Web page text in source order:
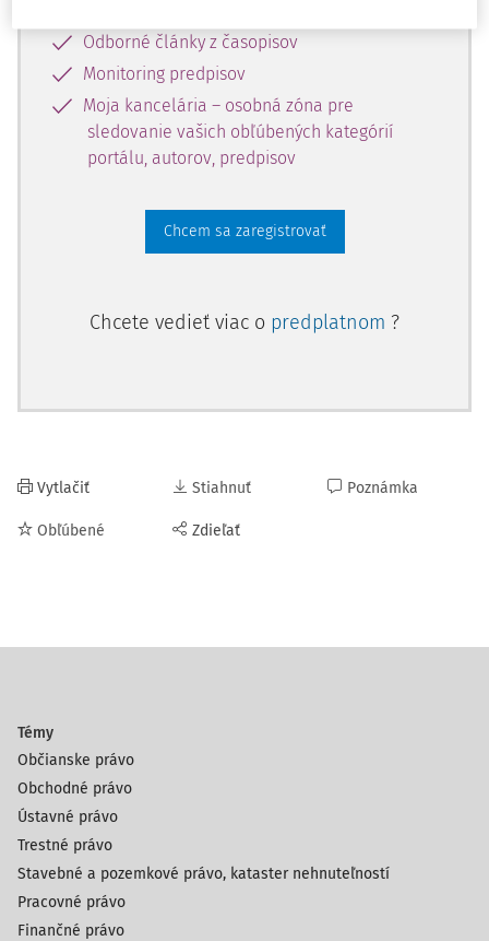
Odborné články z časopisov
Monitoring predpisov
Moja kancelária – osobná zóna pre
sledovanie vašich obľúbených kategórií
portálu, autorov, predpisov
Chcem sa zaregistrovať
Chcete vedieť viac o predplatnom ?
Vytlačiť
Obľúbené
Stiahnuť
Zdieľať
Poznámka
Témy
Občianske právo
Obchodné právo
Ústavné právo
Trestné právo
Stavebné a pozemkové právo, kataster nehnuteľností
Pracovné právo
Finančné právo